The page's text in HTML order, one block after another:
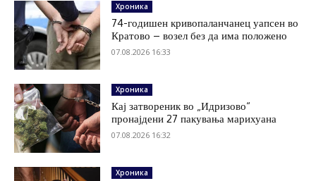
Хроника
74-годишен кривопаланчанец уапсен во
Кратово – возел без да има положено
07.08.2026 16:33
Хроника
Кај затвореник во „Идризово“
пронајдени 27 пакувања марихуана
07.08.2026 16:32
Хроника